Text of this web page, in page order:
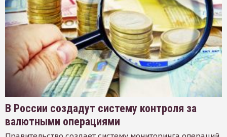
В России создадут систему контроля за
валютными операциями